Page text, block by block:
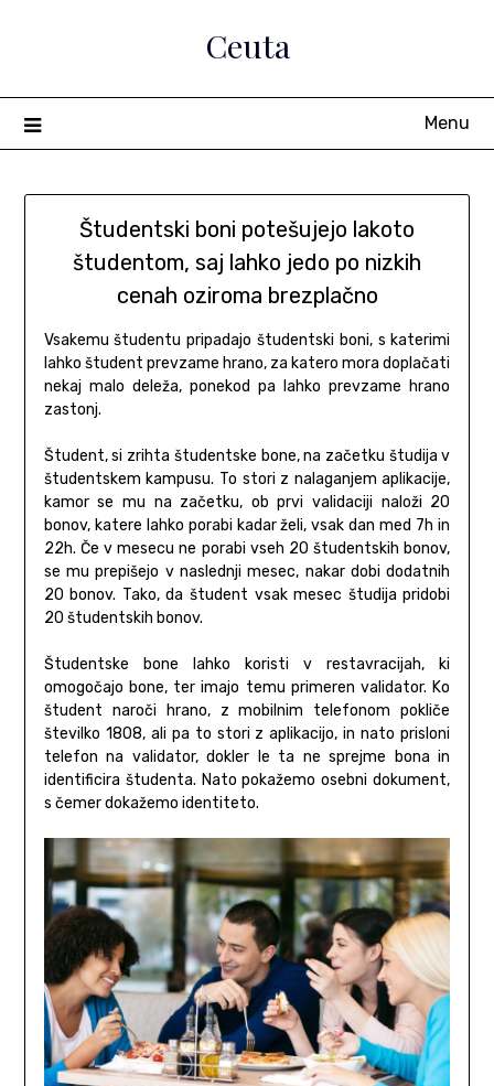
Ceuta
Menu
Študentski boni potešujejo lakoto
študentom, saj lahko jedo po nizkih
cenah oziroma brezplačno
Vsakemu študentu pripadajo študentski boni, s katerimi
lahko študent prevzame hrano, za katero mora doplačati
nekaj malo deleža, ponekod pa lahko prevzame hrano
zastonj.
Študent, si zrihta študentske bone, na začetku študija v
študentskem kampusu. To stori z nalaganjem aplikacije,
kamor se mu na začetku, ob prvi validaciji naloži 20
bonov, katere lahko porabi kadar želi, vsak dan med 7h in
22h. Če v mesecu ne porabi vseh 20 študentskih bonov,
se mu prepišejo v naslednji mesec, nakar dobi dodatnih
20 bonov. Tako, da študent vsak mesec študija pridobi
20 študentskih bonov.
Študentske bone lahko koristi v restavracijah, ki
omogočajo bone, ter imajo temu primeren validator. Ko
študent naroči hrano, z mobilnim telefonom pokliče
številko 1808, ali pa to stori z aplikacijo, in nato prisloni
telefon na validator, dokler le ta ne sprejme bona in
identificira študenta. Nato pokažemo osebni dokument,
s čemer dokažemo identiteto.